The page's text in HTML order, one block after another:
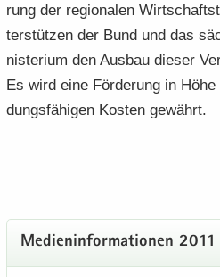
rung der re­gio­na­len
ter­stüt­zen der Bund und das
nis­te­ri­um den Aus­bau die­ser
Es wird eine För­de­rung in
dungs­fä­hi­gen Kos­ten ge­währt.
Me­di­en­in­for­ma­tio­nen 2011